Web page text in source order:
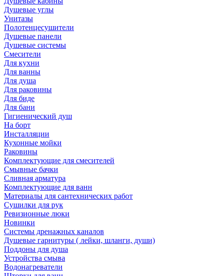
Душевые углы
Унитазы
Полотенцесушители
Душевые панели
Душевые системы
Смесители
Для кухни
Для ванны
Для душа
Для раковины
Для биде
Для бани
Гигиенический душ
На борт
Инсталляции
Кухонные мойки
Раковины
Комплектующие для смесителей
Смывные бачки
Сливная арматура
Комплектующие для ванн
Материалы для сантехнических работ
Сушилки для рук
Ревизионные люки
Новинки
Системы дренажных каналов
Душевые гарнитуры ( лейки, шланги, души)
Поддоны для душа
Устройства смыва
Водонагреватели